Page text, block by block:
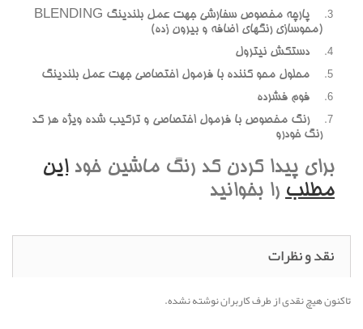
پارچه مخصوص سفارشي جهت عمل بلندينگ BLENDING
(محوسازي رنگهاي اضافه و بيرون زده)
دستکش نيترول
محلول محو کننده با فرمول اختصاصي جهت عمل بلندينگ
فوم فشرده
رنگ مخصوص با فرمول اختصاصي و ترکيب شده ويژه هر کد
رنگ خودرو
براي پيدا کردن کد رنگ ماشين خوداين
مطلب را بخوانيد
نقد و نظرات
تاکنون هیچ نقدی از طرف کاربران نوشته نشده.